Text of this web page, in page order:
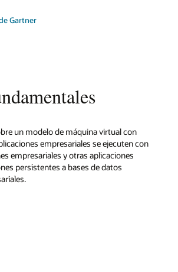
Gartner
un modelo de máquina virtual con
empresariales se ejecuten con
empresariales y otras aplicaciones
persistentes a bases de datos